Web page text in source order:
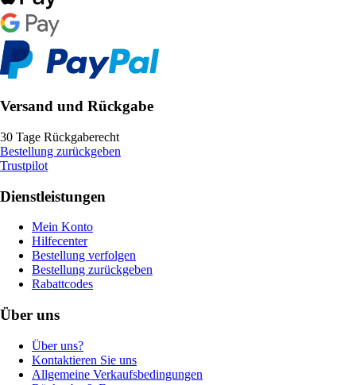
Versand und Rückgabe
30 Tage Rückgaberecht
Bestellung zurückgeben
Trustpilot
Dienstleistungen
Mein Konto
Hilfecenter
Bestellung verfolgen
Bestellung zurückgeben
Rabattcodes
Über uns
Über uns?
Kontaktieren Sie uns
Allgemeine Verkaufsbedingungen